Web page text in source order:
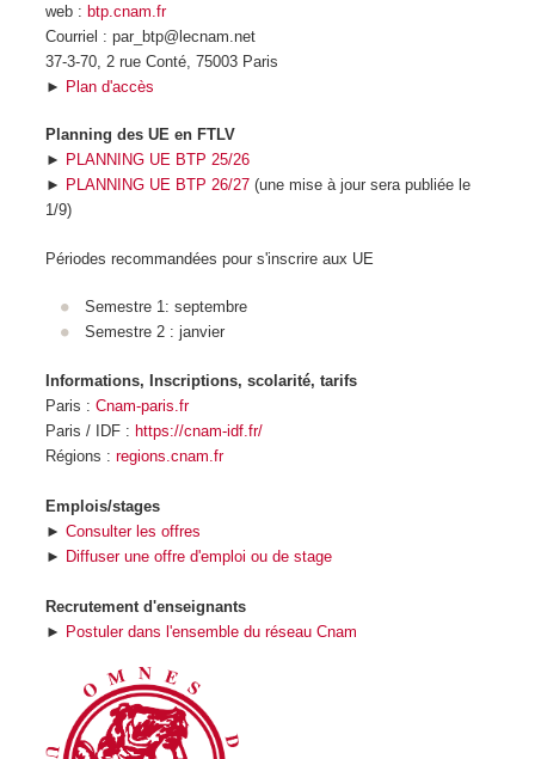
web : btp.cnam.fr
Courriel : par_btp@lecnam.net
37-3-70, 2 rue Conté, 75003 Paris
► Plan d'accès
Planning des UE en FTLV
► PLANNING UE BTP 25/26
► PLANNING UE BTP 26/27 (une mise à jour sera publiée le
1/9)
Périodes recommandées pour s'inscrire aux UE
Semestre 1: septembre
Semestre 2 : janvier
Informations, Inscriptions, scolarité, tarifs
Paris : Cnam-paris.fr
Paris / IDF : https://cnam-idf.fr/
Régions : regions.cnam.fr
Emplois/stages
► Consulter les offres
► Diffuser une offre d'emploi ou de stage
Recrutement d'enseignants
► Postuler dans l'ensemble du réseau Cnam